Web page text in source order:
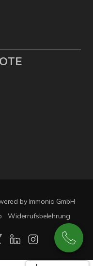
by Immonia GmbH
Widerrufsbelehrung